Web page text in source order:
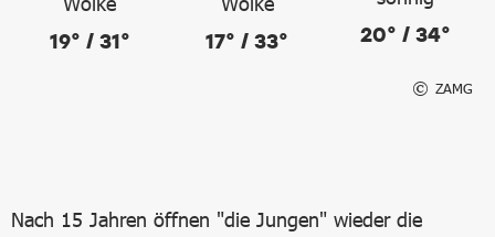
19° / 31° 17° / 33° 20° / 34°
ZAMG
Nach 15 Jahren öffnen "die Jungen" wieder die